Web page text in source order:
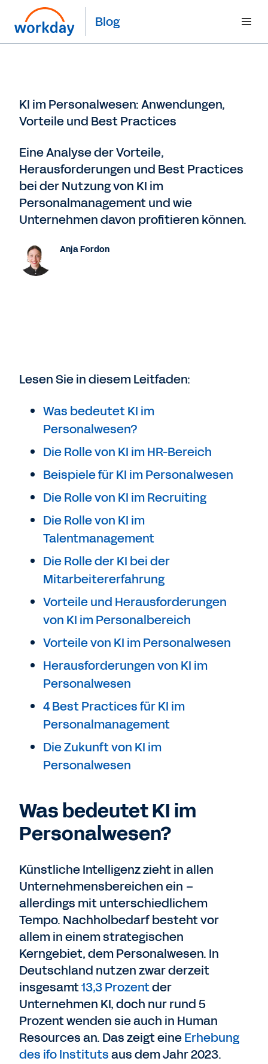
Blog
KI im Personalwesen: Anwendungen,
Vorteile und Best Practices
Eine Analyse der Vorteile,
Herausforderungen und Best Practices
bei der Nutzung von KI im
Personalmanagement und wie
Unternehmen davon profitieren können.
Anja Fordon
Lesen Sie in diesem Leitfaden:
Was bedeutet KI im
Personalwesen?
Die Rolle von KI im HR-Bereich
Beispiele für KI im Personalwesen
Die Rolle von KI im Recruiting
Die Rolle von KI im
Talentmanagement
Die Rolle der KI bei der
Mitarbeitererfahrung
Vorteile und Herausforderungen
von KI im Personalbereich
Vorteile von KI im Personalwesen
Herausforderungen von KI im
Personalwesen
4 Best Practices für KI im
Personalmanagement
Die Zukunft von KI im
Personalwesen
Was bedeutet KI im
Personalwesen?
Künstliche Intelligenz zieht in allen
Unternehmensbereichen ein –
allerdings mit unterschiedlichem
Tempo. Nachholbedarf besteht vor
allem in einem strategischen
Kerngebiet, dem Personalwesen. In
Deutschland nutzen zwar derzeit
insgesamt13,3 Prozentder
Unternehmen KI, doch nur rund 5
Prozent wenden sie auch in Human
Resources an. Das zeigt eineErhebung
des ifo Institutsaus dem Jahr 2023.